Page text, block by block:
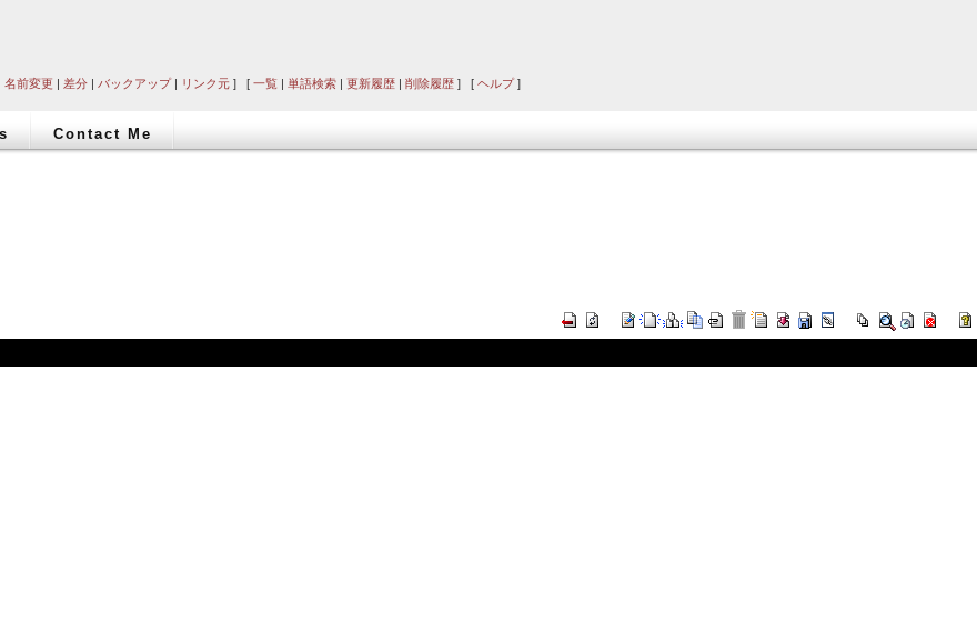
名前変更 | 差分 | バックアップ| リンク元 ] [ 一覧 | 単語検索 | 更新履歴 | 削除履歴 ] [ ヘルプ]
Contact Me